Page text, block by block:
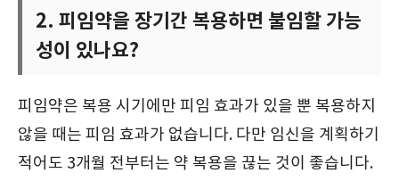
2. 피임약을 장기간 복용하면 불임할 가능
성이 있나요?
피임약은 복용 시기에만 피임 효과가 있을 뿐 복용하지
않을 때는 피임 효과가 없습니다. 다만 임신을 계획하기
적어도 3개월 전부터는 약 복용을 끊는 것이 좋습니다.